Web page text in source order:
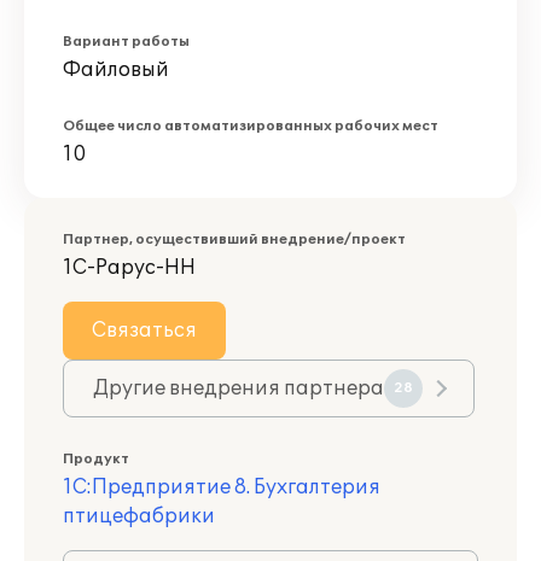
Вариант работы
Файловый
Общее число автоматизированных рабочих мест
10
Партнер, осуществивший внедрение/проект
1С-Рарус-НН
Связаться
Другие внедрения партнера 28
Продукт
1С:Предприятие 8. Бухгалтерия
птицефабрики